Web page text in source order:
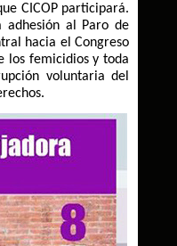
CICOP participará.
adhesión al Paro de
hacia el Congreso
los femicidios y toda
voluntaria del